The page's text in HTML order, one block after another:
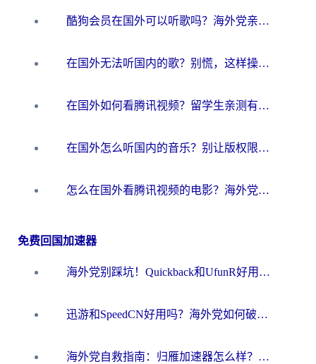
酷狗会员在国外可以听歌吗？海外党亲测有效：3步解决音乐权限难题
在国外无法听国内的歌？别慌，这样操作就能畅听QQ音乐（附亲测加速器推荐）
在国外如何看腾讯视频？留学生亲测有效的回国加速方案
在国外怎么听国内的音乐？别让版权限制断了你的华语歌单
怎么在国外看腾讯视频的电影？海外党亲测有效的回国加速指南
免费回国加速器
海外党别踩坑！Quickback和UfunR好用吗？选对回国加速器才能无缝刷国内资源
迅游和SpeedCN好用吗？海外党如何破解那道看不见的墙
海外党自救指南：归雁加速器怎么样？教你避开坑实现国内资源无缝访问